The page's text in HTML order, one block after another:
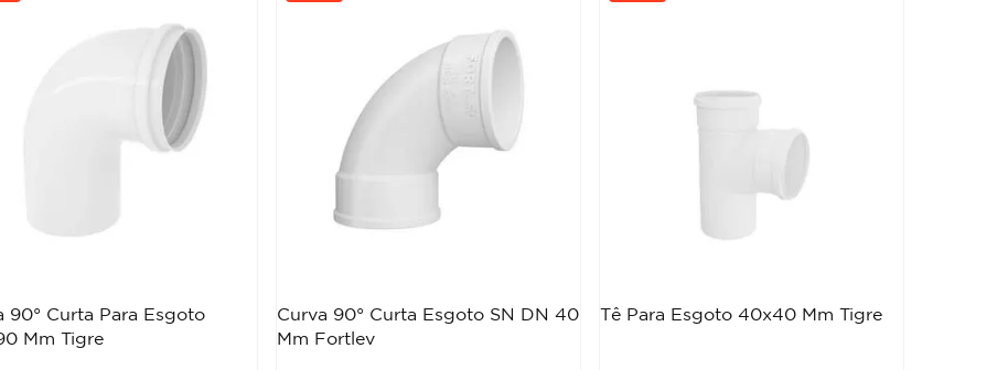
90° Curta Para Esgoto
Mm Tigre
Curva 90° Curta Esgoto SN DN 40
Mm Fortlev
Tê Para Esgoto 40x40 Mm Tigre